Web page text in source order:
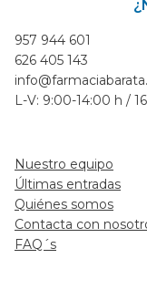
957 944 601
626 405 143
L-V: 9:00-14:00 h /
Nuestro equipo
Últimas entradas
Quiénes somos
Contacta con
FAQ´s